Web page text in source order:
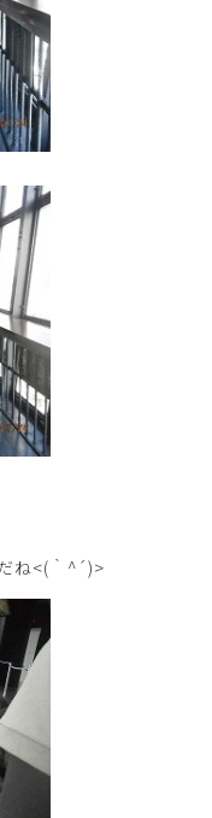
ね<(｀^´)>